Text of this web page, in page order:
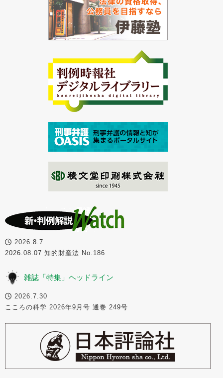
2026.8.7
2026.08.07 知的財産法 No.186
雑誌「特集」ヘッドライン
2026.7.30
こころの科学 2026年9月号 通巻 249号